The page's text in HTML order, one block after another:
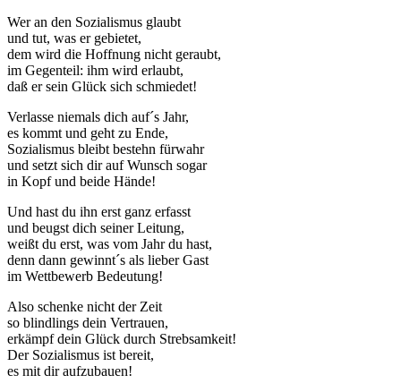
Wer an den Sozialismus glaubt
und tut, was er gebietet,
dem wird die Hoffnung nicht geraubt,
im Gegenteil: ihm wird erlaubt,
daß er sein Glück sich schmiedet!
Verlasse niemals dich auf´s Jahr,
es kommt und geht zu Ende,
Sozialismus bleibt bestehn fürwahr
und setzt sich dir auf Wunsch sogar
in Kopf und beide Hände!
Und hast du ihn erst ganz erfasst
und beugst dich seiner Leitung,
weißt du erst, was vom Jahr du hast,
denn dann gewinnt´s als lieber Gast
im Wettbewerb Bedeutung!
Also schenke nicht der Zeit
so blindlings dein Vertrauen,
erkämpf dein Glück durch Strebsamkeit!
Der Sozialismus ist bereit,
es mit dir aufzubauen!